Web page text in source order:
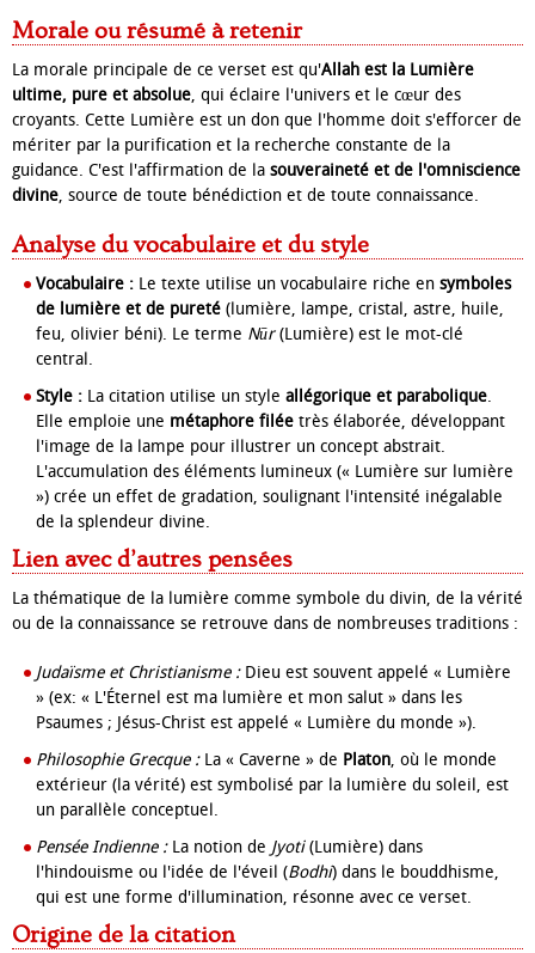
Morale ou résumé à retenir
La morale principale de ce verset est qu'Allah est la Lumière
ultime, pure et absolue, qui éclaire l'univers et le cœur des
croyants. Cette Lumière est un don que l'homme doit s'efforcer de
mériter par la purification et la recherche constante de la
guidance. C'est l'affirmation de la souveraineté et de l'omniscience
divine, source de toute bénédiction et de toute connaissance.
Analyse du vocabulaire et du style
Vocabulaire : Le texte utilise un vocabulaire riche en symboles
de lumière et de pureté (lumière, lampe, cristal, astre, huile,
feu, olivier béni). Le terme Nūr(Lumière) est le mot-clé
central.
Style : La citation utilise un style allégorique et parabolique.
Elle emploie une métaphore filée très élaborée, développant
l'image de la lampe pour illustrer un concept abstrait.
L'accumulation des éléments lumineux (« Lumière sur lumière
») crée un effet de gradation, soulignant l'intensité inégalable
de la splendeur divine.
Lien avec d’autres pensées
La thématique de la lumière comme symbole du divin, de la vérité
ou de la connaissance se retrouve dans de nombreuses traditions :
Judaïsme et Christianisme :Dieu est souvent appelé « Lumière
» (ex: « L'Éternel est ma lumière et mon salut » dans les
Psaumes ; Jésus-Christ est appelé « Lumière du monde »).
Philosophie Grecque :La « Caverne » de Platon, où le monde
extérieur (la vérité) est symbolisé par la lumière du soleil, est
un parallèle conceptuel.
Pensée Indienne :La notion de Jyoti(Lumière) dans
l'hindouisme ou l'idée de l'éveil (Bodhi) dans le bouddhisme,
qui est une forme d'illumination, résonne avec ce verset.
Origine de la citation